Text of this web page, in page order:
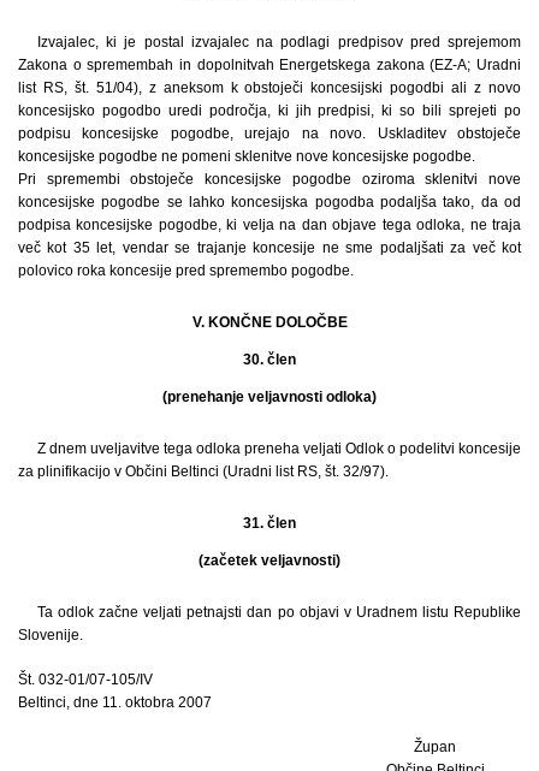
Izvajalec, ki je postal izvajalec na podlagi predpisov pred sprejemom
Zakona o spremembah in dopolnitvah Energetskega zakona (EZ-A; Uradni
list RS, št. 51/04), z aneksom k obstoječi koncesijski pogodbi ali z novo
koncesijsko pogodbo uredi področja, ki jih predpisi, ki so bili sprejeti po
podpisu koncesijske pogodbe, urejajo na novo. Uskladitev obstoječe
koncesijske pogodbe ne pomeni sklenitve nove koncesijske pogodbe.
Pri spremembi obstoječe koncesijske pogodbe oziroma sklenitvi nove
koncesijske pogodbe se lahko koncesijska pogodba podaljša tako, da od
podpisa koncesijske pogodbe, ki velja na dan objave tega odloka, ne traja
več kot 35 let, vendar se trajanje koncesije ne sme podaljšati za več kot
polovico roka koncesije pred spremembo pogodbe.
V. KONČNE DOLOČBE
30. člen
(prenehanje veljavnosti odloka)
Z dnem uveljavitve tega odloka preneha veljati Odlok o podelitvi koncesije
za plinifikacijo v Občini Beltinci (Uradni list RS, št. 32/97).
31. člen
(začetek veljavnosti)
Ta odlok začne veljati petnajsti dan po objavi v Uradnem listu Republike
Slovenije.
Št. 032-01/07-105/IV
Beltinci, dne 11. oktobra 2007
Župan